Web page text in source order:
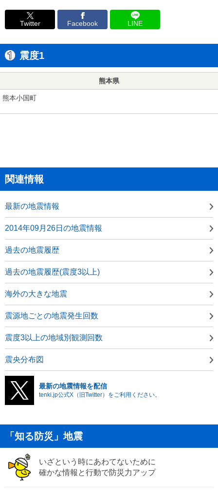
Twitter Facebook LINE
震度1
熊本県
熊本小国町
関連情報
最新の地震情報
2014年09月26日の地震情報
過去の地震履歴
過去の地震履歴(震度3以上)
海外の大きな地震
震源地ごとの地震発生回数
震度3以上の地域別観測回数
震央分布図
最新の地震情報を配信
tenki.jp公式X（旧Twitter）をご利用ください。
「知る防災」地震
いざという時にあわてないために
確かな情報と行動で防災力アップ